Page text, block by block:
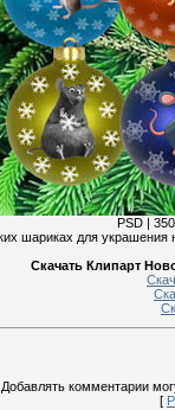
PSD |
шариках для украшения
Скачать Клипарт
Добавлять комментарии
[